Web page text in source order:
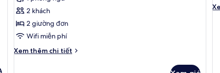
Studio
Twin2 khách
2 giường đơn
Wifi miễn phí
Xem thêm chi tiết
Chi